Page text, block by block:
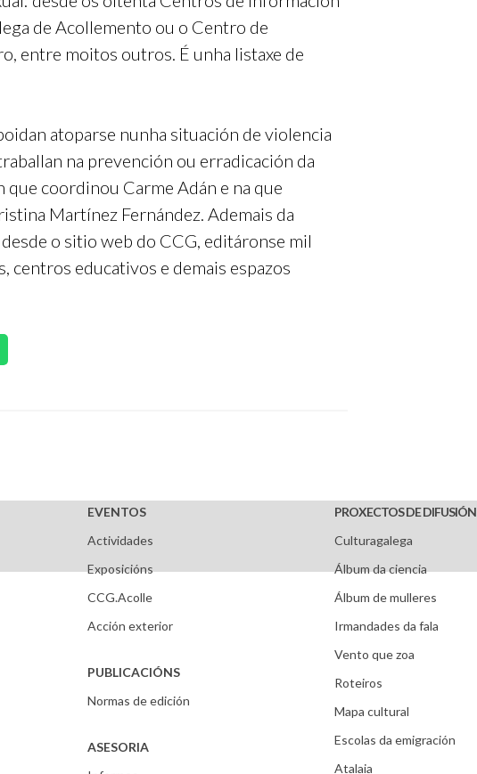
de Acollemento ou o Centro de
entre moitos outros. É unha listaxe de
atoparse nunha situación de violencia
na prevención ou erradicación da
coordinou Carme Adán e na que
Martínez Fernández. Ademais da
o sitio web do CCG, editáronse mil
educativos e demais espazos
EVENTOS
Actividades
Exposicións
CCG.Acolle
Acción exterior
PUBLICACIÓNS
Normas de edición
ASESORIA
PROXECTOS DE DIFUSIÓN
Culturagalega
Álbum da ciencia
Álbum de mulleres
Irmandades da fala
Vento que zoa
Roteiros
Mapa cultural
Escolas da emigración
Atalaia